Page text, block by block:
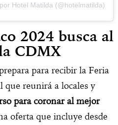
Hotel Matilda (@hotelmatilda)
2024 busca al
CDMX
para recibir la Feria
que reunirá a locales y
para coronar al mejor
oferta que incluye desde